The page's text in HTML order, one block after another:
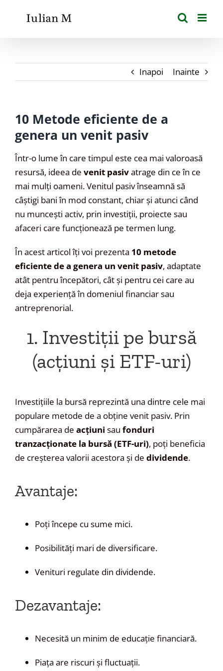
Inapoi Inainte
10 Metode eficiente de a
genera un venit pasiv
Într-o lume în care timpul este cea mai valoroasă
resursă, ideea de venit pasivatrage din ce în ce
mai mulți oameni. Venitul pasiv înseamnă să
câștigi bani în mod constant, chiar și atunci când
nu muncești activ, prin investiții, proiecte sau
afaceri care funcționează pe termen lung.
În acest articol îți voi prezenta 10 metode
eficiente de a genera un venit pasiv, adaptate
atât pentru începători, cât și pentru cei care au
deja experiență în domeniul financiar sau
antreprenorial.
1. Investiții pe bursă
(acțiuni și ETF-uri)
Investițiile la bursă reprezintă una dintre cele mai
populare metode de a obține venit pasiv. Prin
cumpărarea de acțiuni sau fonduri
tranzacționate la bursă (ETF-uri), poți beneficia
de creșterea valorii acestora și de dividende.
Avantaje:
Poți începe cu sume mici.
Posibilități mari de diversificare.
Venituri regulate din dividende.
Dezavantaje:
Necesită un minim de educație financiară.
Piața are riscuri și fluctuații.